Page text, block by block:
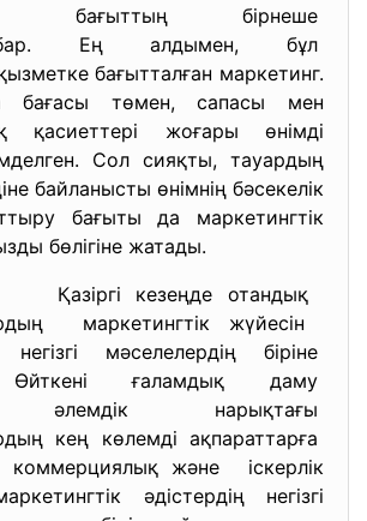
бағыттың бірнеше
Ең алдымен, бұл
бағытталған маркетинг.
бағасы төмен, сапасы мен
қасиеттері жоғары өнімді
Сол сияқты, тауардың
байланысты өнімнің бәсекелік
бағыты да маркетингтік
бөлігіне жатады.
кезеңде отандық
маркетингтік жүйесін
мәселелердің біріне
Өйткені ғаламдық даму
әлемдік нарықтағы
кең көлемді ақпараттарға
коммерциялық және іскерлік
әдістердің негізгі